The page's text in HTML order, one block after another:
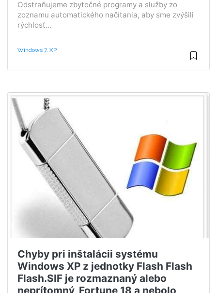
Odstraňujeme zbytočné programy a služby zo
zoznamu automatického načítania, aby sme zvýšili
rýchlosť...
Windows 7, XP
Chyby pri inštalácii systému
Windows XP z jednotky Flash Flash
Flash.SIF je rozmaznaný alebo
neprítomný, Fortune 18 a nebolo